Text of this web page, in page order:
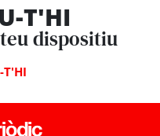
T'HI
dispositiu
T'HI